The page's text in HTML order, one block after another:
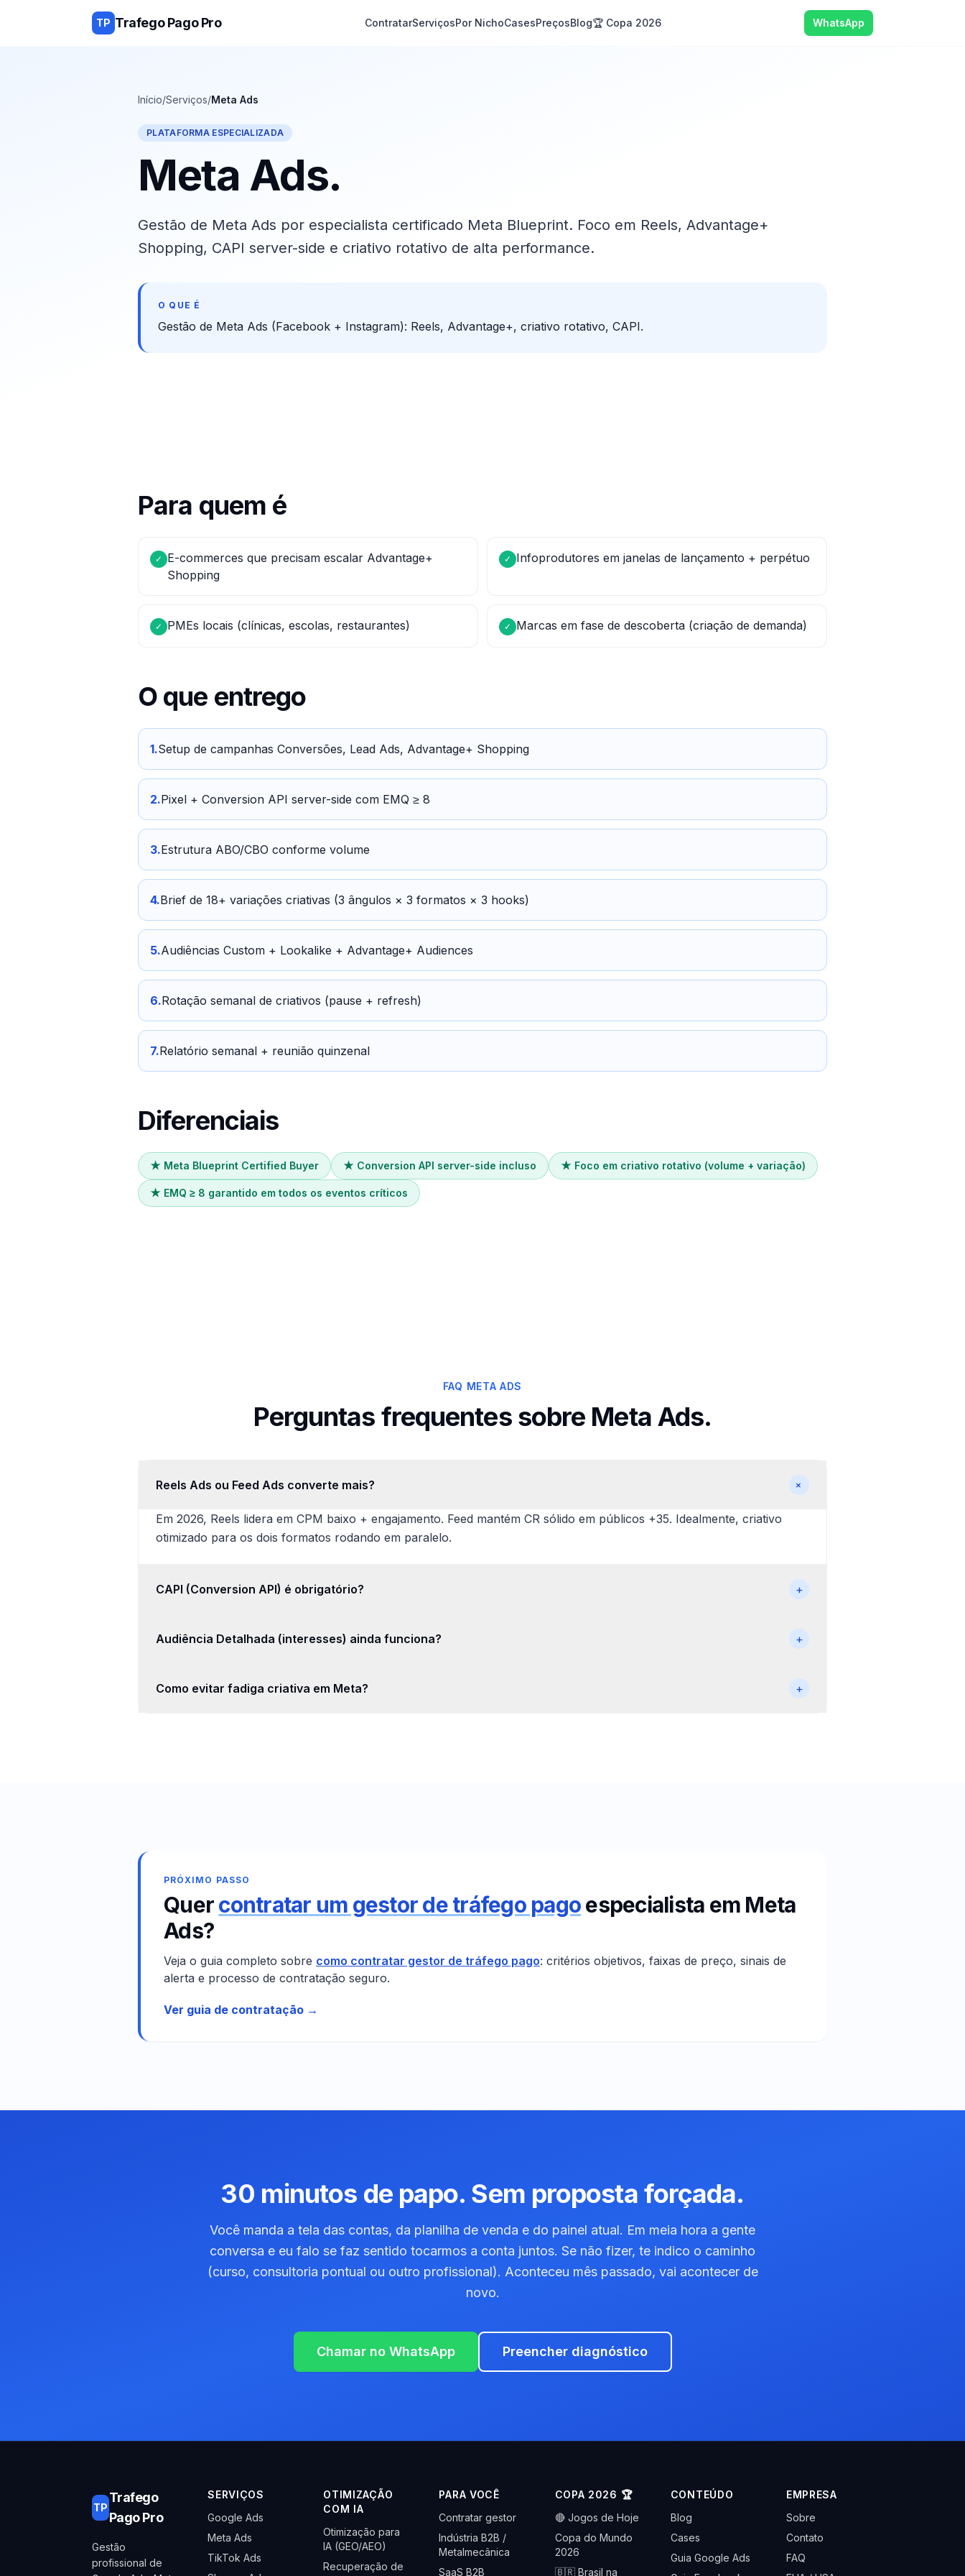
TP Trafego Pago Pro ContratarServiçosPor NichoCasesPreçosBlog🏆 Copa 2026 WhatsApp
Início/Serviços/Meta Ads
PLATAFORMA ESPECIALIZADA
Meta Ads.
Gestão de Meta Ads por especialista certificado Meta Blueprint. Foco em Reels, Advantage+
Shopping, CAPI server-side e criativo rotativo de alta performance.
O QUE É
Gestão de Meta Ads (Facebook + Instagram): Reels, Advantage+, criativo rotativo, CAPI.
Para quem é
✓
E-commerces que precisam escalar Advantage+
Shopping
✓ Infoprodutores em janelas de lançamento + perpétuo
✓ PMEs locais (clínicas, escolas, restaurantes) ✓ Marcas em fase de descoberta (criação de demanda)
O que entrego
1.Setup de campanhas Conversões, Lead Ads, Advantage+ Shopping
2.Pixel + Conversion API server-side com EMQ ≥ 8
3.Estrutura ABO/CBO conforme volume
4.Brief de 18+ variações criativas (3 ângulos × 3 formatos × 3 hooks)
5.Audiências Custom + Lookalike + Advantage+ Audiences
6.Rotação semanal de criativos (pause + refresh)
7.Relatório semanal + reunião quinzenal
Diferenciais
★ Meta Blueprint Certified Buyer ★ Conversion API server-side incluso ★ Foco em criativo rotativo (volume + variação)
★ EMQ ≥ 8 garantido em todos os eventos críticos
FAQ META ADS
Perguntas frequentes sobre Meta Ads.
Reels Ads ou Feed Ads converte mais? +
Em 2026, Reels lidera em CPM baixo + engajamento. Feed mantém CR sólido em públicos +35. Idealmente, criativo
otimizado para os dois formatos rodando em paralelo.
CAPI (Conversion API) é obrigatório? +
Audiência Detalhada (interesses) ainda funciona? +
Como evitar fadiga criativa em Meta? +
PRÓXIMO PASSO
Quercontratar um gestor de tráfego pagoespecialista em Meta
Ads?
Veja o guia completo sobre como contratar gestor de tráfego pago: critérios objetivos, faixas de preço, sinais de
alerta e processo de contratação seguro.
Ver guia de contratação →
30 minutos de papo. Sem proposta forçada.
Você manda a tela das contas, da planilha de venda e do painel atual. Em meia hora a gente
conversa e eu falo se faz sentido tocarmos a conta juntos. Se não fizer, te indico o caminho
(curso, consultoria pontual ou outro profissional). Aconteceu mês passado, vai acontecer de
novo.
Chamar no WhatsApp Preencher diagnóstico
TP
Trafego
Pago Pro
Gestão
profissional de
SERVIÇOS
Google Ads
Meta Ads
TikTok Ads
OTIMIZAÇÃO
COM IA
Otimização para
IA (GEO/AEO)
Recuperação de
PARA VOCÊ
Contratar gestor
Indústria B2B /
Metalmecânica
SaaS B2B
COPA 2026 🏆
🔴 Jogos de Hoje
Copa do Mundo
2026
🇧🇷 Brasil na
CONTEÚDO
Blog
Cases
Guia Google Ads
EMPRESA
Sobre
Contato
FAQ